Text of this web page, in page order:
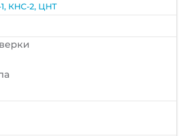
КНС-2, ЦНТ